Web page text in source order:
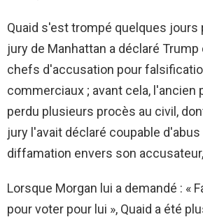
Quaid s'est trompé quelques jours
jury de Manhattan a déclaré
chefs d'accusation pour
commerciaux ; avant cela, l'ancien
perdu plusieurs procès au civil,
jury l'avait déclaré coupable
diffamation envers son accusateur,
Lorsque Morgan lui a demandé : «
pour voter pour lui », Quaid a été